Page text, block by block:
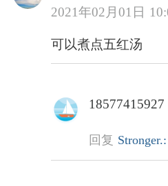
2021年02月01日
可以煮点五红汤
18577415927
回复 Stronger.: